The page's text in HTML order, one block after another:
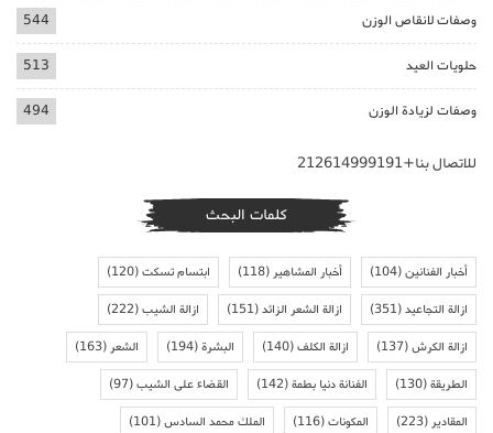
وصفات لانقاص الوزن 544
حلويات العيد 513
وصفات لزيادة الوزن 494
للاتصال بنا+212614999191
كلمات البحث
أخبار الفنانين(104) أخبار المشاهير(118) ابتسام تسكت(120)
ازالة التجاعيد(351) ازالة الشعر الزائد(151) ازالة الشيب(222)
ازالة الكرش(137) ازالة الكلف(140) البشرة(194) الشعر(163)
الطريقة(130) الفنانة دنيا بطمة(142) القضاء على الشيب(97)
المقادير(223) المكونات(116) الملك محمد السادس(101)